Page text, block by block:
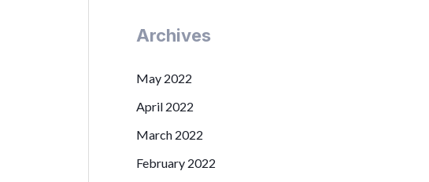
Archives
May 2022
April 2022
March 2022
February 2022